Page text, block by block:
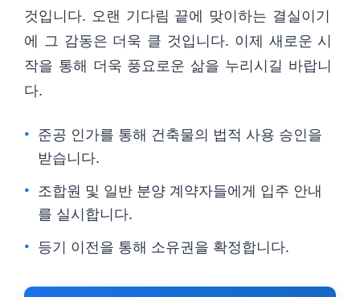
것입니다. 오랜 기다림 끝에 맞이하는 결실이기
에 그 감동은 더욱 클 것입니다. 이제 새로운 시
작을 통해 더욱 풍요로운 삶을 누리시길 바랍니
다.
준공 인가를 통해 건축물의 법적 사용 승인을
받습니다.
조합원 및 일반 분양 계약자들에게 입주 안내
를 실시합니다.
등기 이전을 통해 소유권을 확정합니다.